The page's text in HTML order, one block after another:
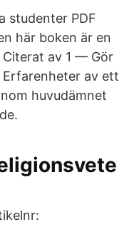
studenter PDF
här boken är en
Citerat av 1 — Gör
av ett
huvudämnet